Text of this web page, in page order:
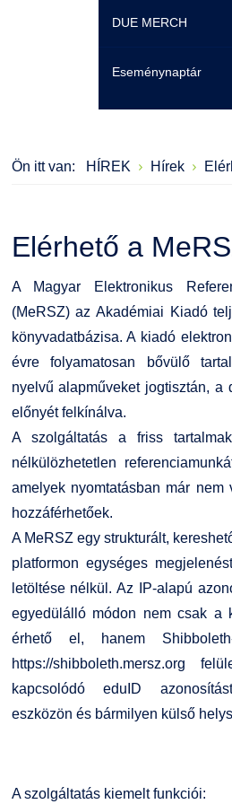
Moodle
Átjelentkezőknek
Karrier
Hallgatókra
Ösztöndíjak
Kiemelt ösztöndíjak
Nemzetközi
Fordítási
GY.I.K.
DUE Hallgatói
Kerpely Antal
Könyvtár
Szakmentori
Felnőttképzés
Neptun
Moodle
K+F+I
Átjelentkezőknek
TDK/Tehetségnap
Online Studium
Képzési
Atomerőművi
Családbarát
Dokumentumok
Érdekvédelmi
Szervezeti felépítés
Szabályzatok
Díjak, elismerések
Minőségirányítás
Intézményi és
Együttműködő
DUE MERCH
Eseménynaptár
Ön itt van: HÍREK Hírek
Elérhető a
A Magyar Elektronikus
(MeRSZ) az Akadémiai Kiadó
könyvadatbázisa. A kiadó
évre folyamatosan bővülő
nyelvű alapműveket jogtisztán, a
előnyét felkínálva.
A szolgáltatás a friss
nélkülözhetetlen
amelyek nyomtatásban már
hozzáférhetőek.
A MeRSZ egy strukturált,
platformon egységes
letöltése nélkül. Az IP-alapú
egyedülálló módon nem csak a
érhető el, hanem
https://shibboleth.mersz.org
kapcsolódó eduID
eszközön és bármilyen külső
A szolgáltatás kiemelt funkciói: